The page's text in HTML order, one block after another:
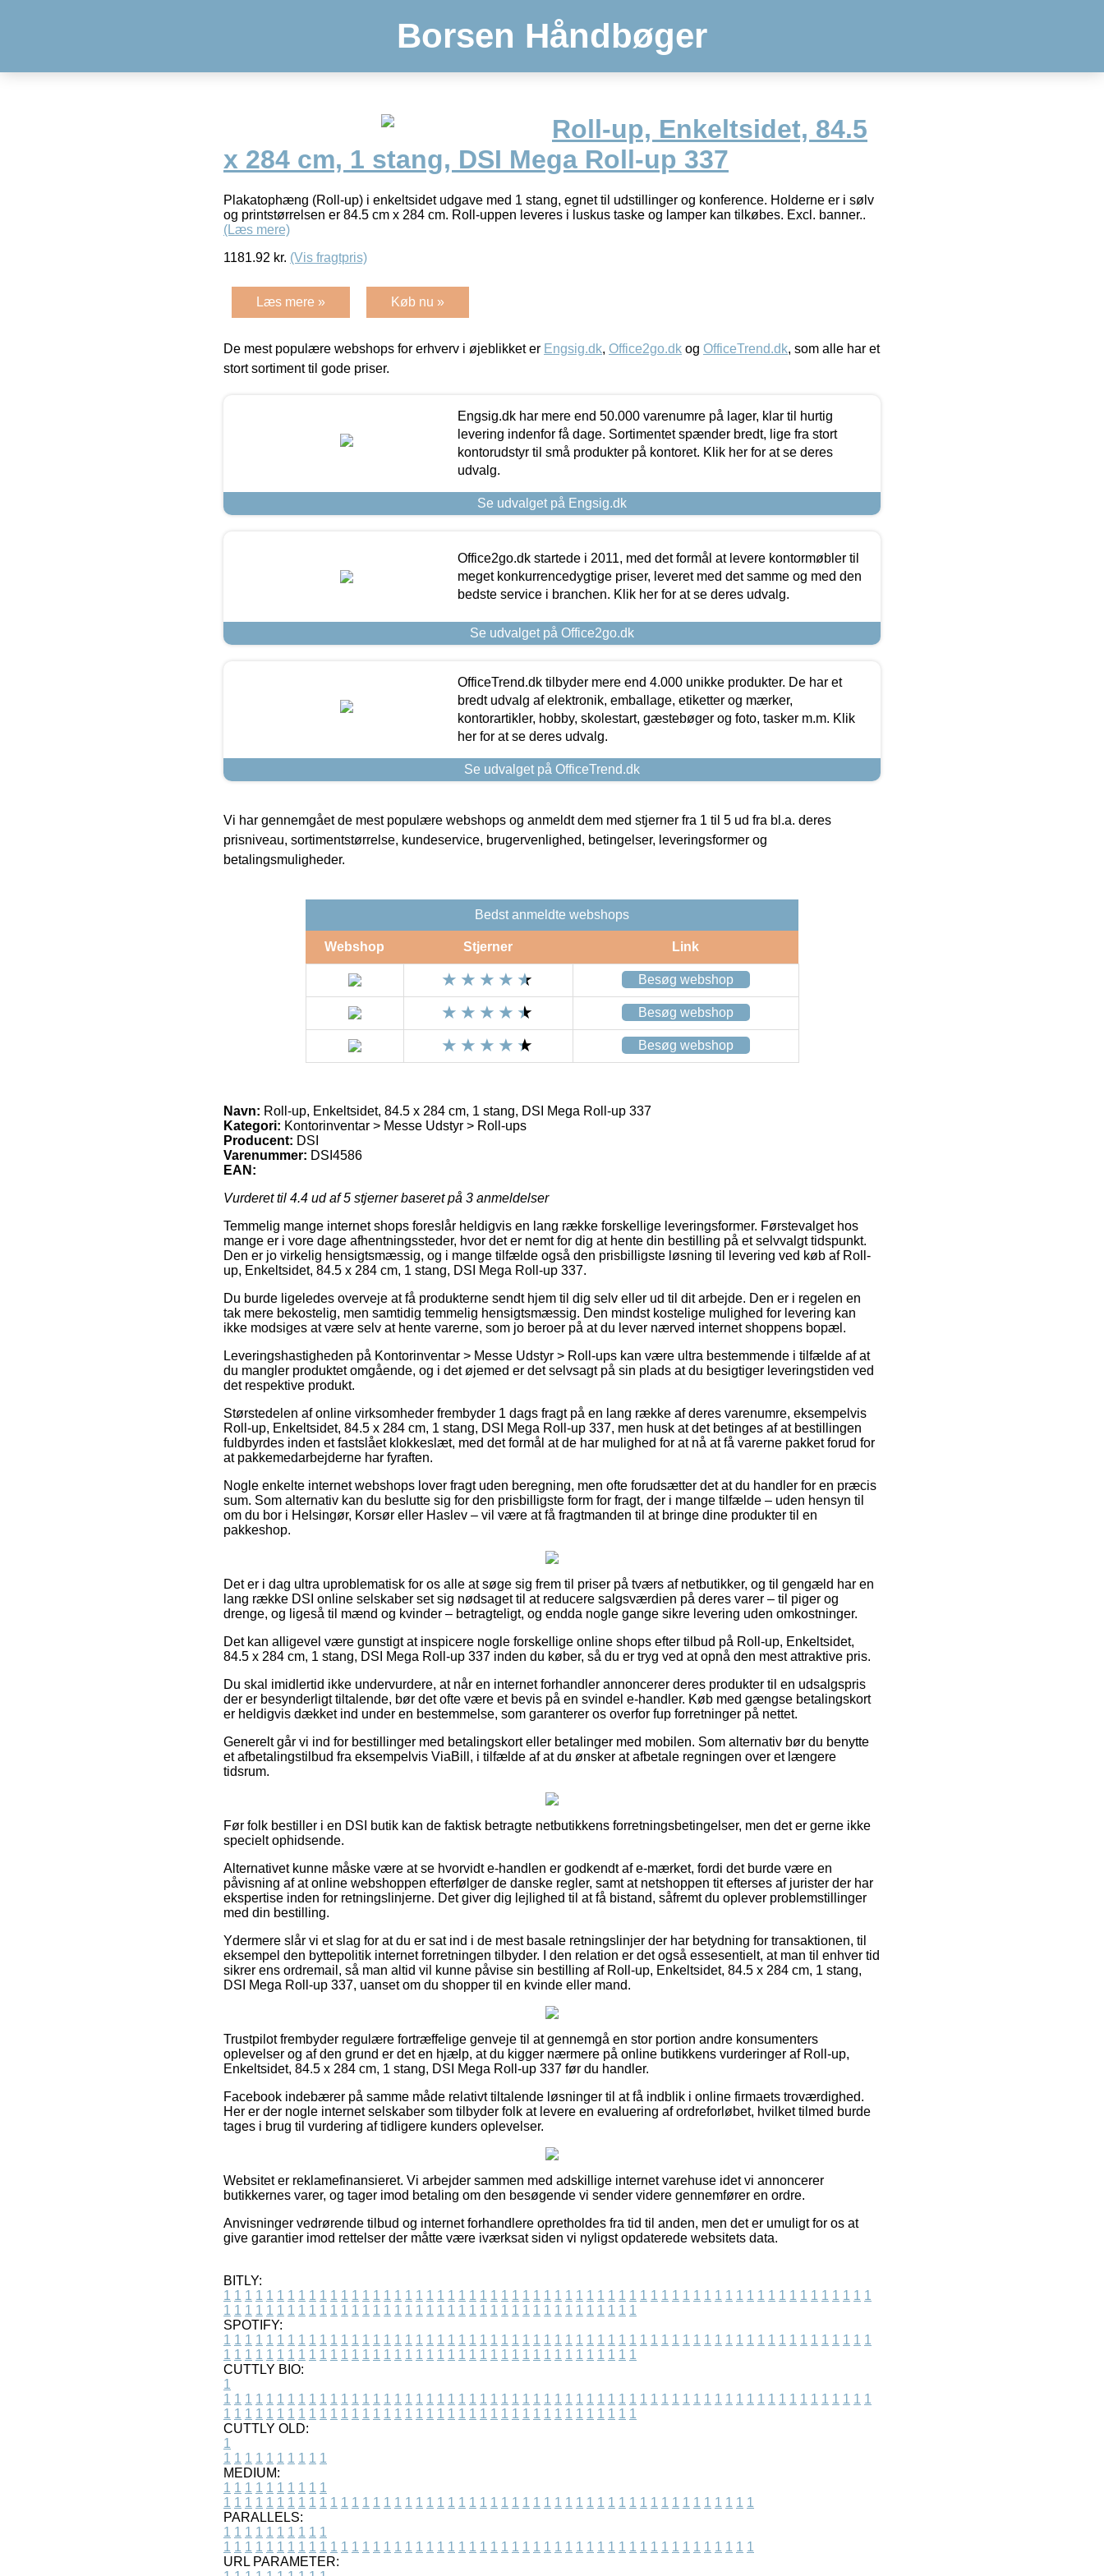
Borsen Håndbøger
Roll-up, Enkeltsidet, 84.5
x 284 cm, 1 stang, DSI Mega Roll-up 337
Plakatophæng (Roll-up) i enkeltsidet udgave med 1 stang, egnet til udstillinger og konference. Holderne er i sølv
og printstørrelsen er 84.5 cm x 284 cm. Roll-uppen leveres i luskus taske og lamper kan tilkøbes. Excl. banner..
(Læs mere)
1181.92 kr. (Vis fragtpris)
Læs mere » Køb nu »
De mest populære webshops for erhverv i øjeblikket er Engsig.dk, Office2go.dk og OfficeTrend.dk, som alle har et
stort sortiment til gode priser.
Engsig.dk har mere end 50.000 varenumre på lager, klar til hurtig
levering indenfor få dage. Sortimentet spænder bredt, lige fra stort
kontorudstyr til små produkter på kontoret. Klik her for at se deres
udvalg.
Se udvalget på Engsig.dk
Office2go.dk startede i 2011, med det formål at levere kontormøbler til
meget konkurrencedygtige priser, leveret med det samme og med den
bedste service i branchen. Klik her for at se deres udvalg.
Se udvalget på Office2go.dk
OfficeTrend.dk tilbyder mere end 4.000 unikke produkter. De har et
bredt udvalg af elektronik, emballage, etiketter og mærker,
kontorartikler, hobby, skolestart, gæstebøger og foto, tasker m.m. Klik
her for at se deres udvalg.
Se udvalget på OfficeTrend.dk
Vi har gennemgået de mest populære webshops og anmeldt dem med stjerner fra 1 til 5 ud fra bl.a. deres
prisniveau, sortimentstørrelse, kundeservice, brugervenlighed, betingelser, leveringsformer og
betalingsmuligheder.
Bedst anmeldte webshops
Webshop Stjerner Link
Besøg webshop
Besøg webshop
Besøg webshop
Navn: Roll-up, Enkeltsidet, 84.5 x 284 cm, 1 stang, DSI Mega Roll-up 337
Kategori: Kontorinventar > Messe Udstyr > Roll-ups
Producent: DSI
Varenummer: DSI4586
EAN:
Vurderet til 4.4 ud af 5 stjerner baseret på 3 anmeldelser
Temmelig mange internet shops foreslår heldigvis en lang række forskellige leveringsformer. Førstevalget hos
mange er i vore dage afhentningssteder, hvor det er nemt for dig at hente din bestilling på et selvvalgt tidspunkt.
Den er jo virkelig hensigtsmæssig, og i mange tilfælde også den prisbilligste løsning til levering ved køb af Roll-
up, Enkeltsidet, 84.5 x 284 cm, 1 stang, DSI Mega Roll-up 337.
Du burde ligeledes overveje at få produkterne sendt hjem til dig selv eller ud til dit arbejde. Den er i regelen en
tak mere bekostelig, men samtidig temmelig hensigtsmæssig. Den mindst kostelige mulighed for levering kan
ikke modsiges at være selv at hente varerne, som jo beroer på at du lever nærved internet shoppens bopæl.
Leveringshastigheden på Kontorinventar > Messe Udstyr > Roll-ups kan være ultra bestemmende i tilfælde af at
du mangler produktet omgående, og i det øjemed er det selvsagt på sin plads at du besigtiger leveringstiden ved
det respektive produkt.
Størstedelen af online virksomheder frembyder 1 dags fragt på en lang række af deres varenumre, eksempelvis
Roll-up, Enkeltsidet, 84.5 x 284 cm, 1 stang, DSI Mega Roll-up 337, men husk at det betinges af at bestillingen
fuldbyrdes inden et fastslået klokkeslæt, med det formål at de har mulighed for at nå at få varerne pakket forud for
at pakkemedarbejderne har fyraften.
Nogle enkelte internet webshops lover fragt uden beregning, men ofte forudsætter det at du handler for en præcis
sum. Som alternativ kan du beslutte sig for den prisbilligste form for fragt, der i mange tilfælde – uden hensyn til
om du bor i Helsingør, Korsør eller Haslev – vil være at få fragtmanden til at bringe dine produkter til en
pakkeshop.
Det er i dag ultra uproblematisk for os alle at søge sig frem til priser på tværs af netbutikker, og til gengæld har en
lang række DSI online selskaber set sig nødsaget til at reducere salgsværdien på deres varer – til piger og
drenge, og ligeså til mænd og kvinder – betragteligt, og endda nogle gange sikre levering uden omkostninger.
Det kan alligevel være gunstigt at inspicere nogle forskellige online shops efter tilbud på Roll-up, Enkeltsidet,
84.5 x 284 cm, 1 stang, DSI Mega Roll-up 337 inden du køber, så du er tryg ved at opnå den mest attraktive pris.
Du skal imidlertid ikke undervurdere, at når en internet forhandler annoncerer deres produkter til en udsalgspris
der er besynderligt tiltalende, bør det ofte være et bevis på en svindel e-handler. Køb med gængse betalingskort
er heldigvis dækket ind under en bestemmelse, som garanterer os overfor fup forretninger på nettet.
Generelt går vi ind for bestillinger med betalingskort eller betalinger med mobilen. Som alternativ bør du benytte
et afbetalingstilbud fra eksempelvis ViaBill, i tilfælde af at du ønsker at afbetale regningen over et længere
tidsrum.
Før folk bestiller i en DSI butik kan de faktisk betragte netbutikkens forretningsbetingelser, men det er gerne ikke
specielt ophidsende.
Alternativet kunne måske være at se hvorvidt e-handlen er godkendt af e-mærket, fordi det burde være en
påvisning af at online webshoppen efterfølger de danske regler, samt at netshoppen tit efterses af jurister der har
ekspertise inden for retningslinjerne. Det giver dig lejlighed til at få bistand, såfremt du oplever problemstillinger
med din bestilling.
Ydermere slår vi et slag for at du er sat ind i de mest basale retningslinjer der har betydning for transaktionen, til
eksempel den byttepolitik internet forretningen tilbyder. I den relation er det også essesentielt, at man til enhver tid
sikrer ens ordremail, så man altid vil kunne påvise sin bestilling af Roll-up, Enkeltsidet, 84.5 x 284 cm, 1 stang,
DSI Mega Roll-up 337, uanset om du shopper til en kvinde eller mand.
Trustpilot frembyder regulære fortræffelige genveje til at gennemgå en stor portion andre konsumenters
oplevelser og af den grund er det en hjælp, at du kigger nærmere på online butikkens vurderinger af Roll-up,
Enkeltsidet, 84.5 x 284 cm, 1 stang, DSI Mega Roll-up 337 før du handler.
Facebook indebærer på samme måde relativt tiltalende løsninger til at få indblik i online firmaets troværdighed.
Her er der nogle internet selskaber som tilbyder folk at levere en evaluering af ordreforløbet, hvilket tilmed burde
tages i brug til vurdering af tidligere kunders oplevelser.
Websitet er reklamefinansieret. Vi arbejder sammen med adskillige internet varehuse idet vi annoncerer
butikkernes varer, og tager imod betaling om den besøgende vi sender videre gennemfører en ordre.
Anvisninger vedrørende tilbud og internet forhandlere opretholdes fra tid til anden, men det er umuligt for os at
give garantier imod rettelser der måtte være iværksat siden vi nyligst opdaterede websitets data.
BITLY:
1 1 1 1 1 1 1 1 1 1 1 1 1 1 1 1 1 1 1 1 1 1 1 1 1 1 1 1 1 1 1 1 1 1 1 1 1 1 1 1 1 1 1 1 1 1 1 1 1 1 1 1 1 1 1 1 1 1 1 1 1
1 1 1 1 1 1 1 1 1 1 1 1 1 1 1 1 1 1 1 1 1 1 1 1 1 1 1 1 1 1 1 1 1 1 1 1 1 1 1
SPOTIFY:
1 1 1 1 1 1 1 1 1 1 1 1 1 1 1 1 1 1 1 1 1 1 1 1 1 1 1 1 1 1 1 1 1 1 1 1 1 1 1 1 1 1 1 1 1 1 1 1 1 1 1 1 1 1 1 1 1 1 1 1 1
1 1 1 1 1 1 1 1 1 1 1 1 1 1 1 1 1 1 1 1 1 1 1 1 1 1 1 1 1 1 1 1 1 1 1 1 1 1 1
CUTTLY BIO:
1
1 1 1 1 1 1 1 1 1 1 1 1 1 1 1 1 1 1 1 1 1 1 1 1 1 1 1 1 1 1 1 1 1 1 1 1 1 1 1 1 1 1 1 1 1 1 1 1 1 1 1 1 1 1 1 1 1 1 1 1 1
1 1 1 1 1 1 1 1 1 1 1 1 1 1 1 1 1 1 1 1 1 1 1 1 1 1 1 1 1 1 1 1 1 1 1 1 1 1 1
CUTTLY OLD:
1
1 1 1 1 1 1 1 1 1 1
MEDIUM:
1 1 1 1 1 1 1 1 1 1
1 1 1 1 1 1 1 1 1 1 1 1 1 1 1 1 1 1 1 1 1 1 1 1 1 1 1 1 1 1 1 1 1 1 1 1 1 1 1 1 1 1 1 1 1 1 1 1 1 1
PARALLELS:
1 1 1 1 1 1 1 1 1 1
1 1 1 1 1 1 1 1 1 1 1 1 1 1 1 1 1 1 1 1 1 1 1 1 1 1 1 1 1 1 1 1 1 1 1 1 1 1 1 1 1 1 1 1 1 1 1 1 1 1
URL PARAMETER: